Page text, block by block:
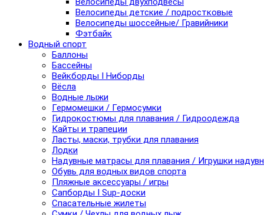
Велосипеды детские / подростковые
Велосипеды шоссейные/ Гравийники
Фэтбайк
Водный спорт
Баллоны
Бассейны
Вейкборды I Ниборды
Вёсла
Водные лыжи
Гермомешки / Гермосумки
Гидрокостюмы для плавания / Гидроодежда
Кайты и трапеции
Ласты, маски, трубки для плавания
Лодки
Надувные матрасы для плавания / Игрушки
Обувь для водных видов спорта
Пляжные аксессуары / игры
Сапборды I Sup-доски
Спасательные жилеты